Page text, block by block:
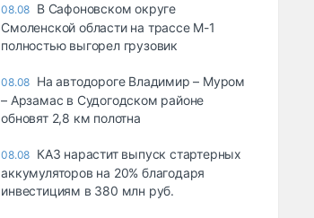
08.08 В Сафоновском округе
Смоленской области на трассе М-1
полностью выгорел грузовик
08.08 На автодороге Владимир – Муром
– Арзамас в Судогодском районе
обновят 2,8 км полотна
08.08 КАЗ нарастит выпуск стартерных
аккумуляторов на 20% благодаря
инвестициям в 380 млн руб.